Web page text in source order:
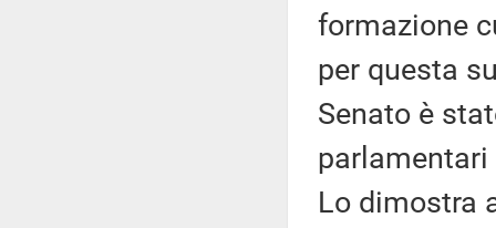
formazione
per questa
Senato è
Lo dimostra